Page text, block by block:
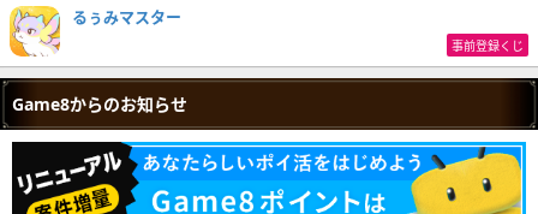
るぅみマスター
事前登録くじ
Game8からのお知らせ